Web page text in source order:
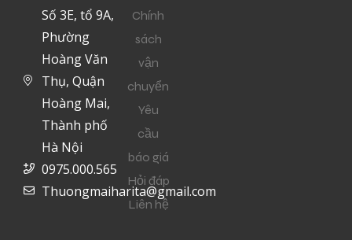
Số 3E, tổ 9A,
Phường
Hoàng Văn
Thụ, Quận
Hoàng Mai,
Thành phố
Hà Nội
0975.000.565
Thuongmaiharita@gmail.com
Chính
sách
vận
chuyển
Yêu
cầu
báo giá
Hỏi đáp
Liên hệ